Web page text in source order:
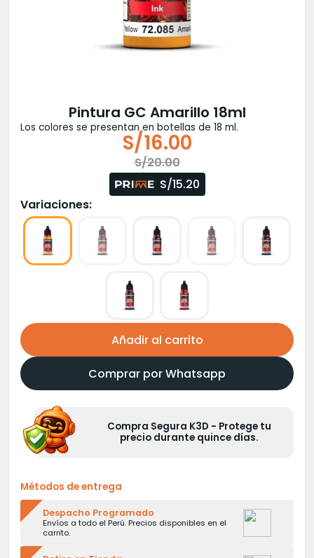
Pintura GC Amarillo 18ml
Los colores se presentan en botellas de 18 ml.
S/20.00
original
era:
S/20.00.
S/16.00
actual
es:
S/16.00.
S/15.20
Variaciones:
Añadir al carrito
Comprar por Whatsapp
Compra Segura K3D - Protege tu
precio durante quince días.
Métodos de entrega
Despacho Programado
Envíos a todo el Perú. Precios disponibles en el
carrito.